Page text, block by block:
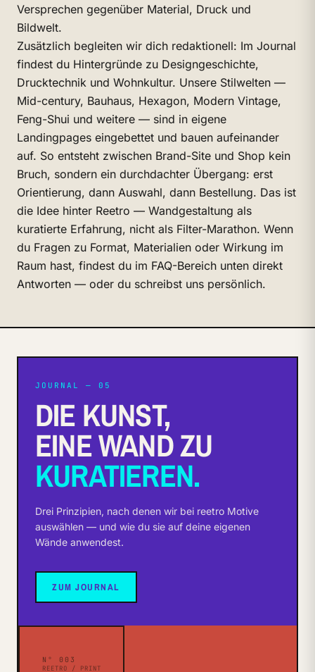
Versprechen gegenüber Material, Druck und
Bildwelt.
Zusätzlich begleiten wir dich redaktionell: Im Journal
findest du Hintergründe zu Designgeschichte,
Drucktechnik und Wohnkultur. Unsere Stilwelten —
Mid-century, Bauhaus, Hexagon, Modern Vintage,
Feng-Shui und weitere — sind in eigene
Landingpages eingebettet und bauen aufeinander
auf. So entsteht zwischen Brand-Site und Shop kein
Bruch, sondern ein durchdachter Übergang: erst
Orientierung, dann Auswahl, dann Bestellung. Das ist
die Idee hinter Reetro — Wandgestaltung als
kuratierte Erfahrung, nicht als Filter-Marathon. Wenn
du Fragen zu Format, Materialien oder Wirkung im
Raum hast, findest du im FAQ-Bereich unten direkt
Antworten — oder du schreibst uns persönlich.
JOURNAL — 05
DIE KUNST,
EINE WAND ZU
KURATIEREN.
Drei Prinzipien, nach denen wir bei reetro Motive
auswählen — und wie du sie auf deine eigenen
Wände anwendest.
ZUM JOURNAL
N° 003
REETRO / PRINT